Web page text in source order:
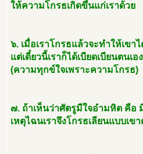
ให้ความโกรธเกิดขึ้นแก่เราด้วย
๖. เมื่อเราโกรธแล้วจะทำให้เข
แต่เดี๋ยวนี้เราก็ได้เบียดเบียนตนเ
(ความทุกข์ใจเพราะความโกรธ)
๗. ถ้าเห็นว่าศัตรูมีใจอำมหิต คือ
เหตุไฉนเราจึงโกรธเลียนแบบเขา